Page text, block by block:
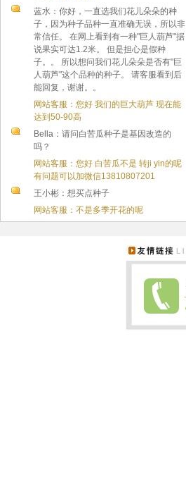
蓝水：你好，一直选我们花儿朵朵的种
子，因为种子品种一直准确无误，所以非
常信任。 在网上看到有一种"巨人葫芦"据
说果实可达1.2米。 但是担心是假种
子。。 所以想问我们花儿朵朵是否有"巨
人葫芦"这个品种的种子。 请客服看到后
能回复，谢谢。。
网站客服：您好 我们的巨大葫芦 现在能
达到50-90高
Bella：请问白苦瓜种子是基因改造的
吗？
网站客服：您好 白苦瓜不是 转ji yin的呢
有问题可以加微信13810807201
王小彬：想买点种子
网站客服：不是多季开花的呢